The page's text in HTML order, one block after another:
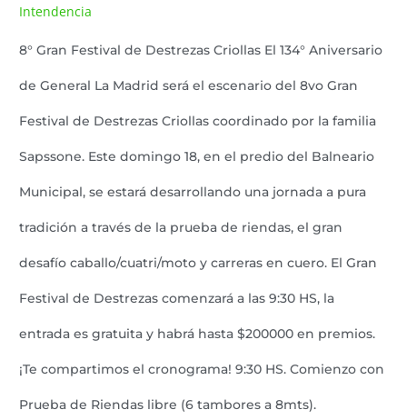
Intendencia
8° Gran Festival de Destrezas Criollas El 134° Aniversario
de General La Madrid será el escenario del 8vo Gran
Festival de Destrezas Criollas coordinado por la familia
Sapssone. Este domingo 18, en el predio del Balneario
Municipal, se estará desarrollando una jornada a pura
tradición a través de la prueba de riendas, el gran
desafío caballo/cuatri/moto y carreras en cuero. El Gran
Festival de Destrezas comenzará a las 9:30 HS, la
entrada es gratuita y habrá hasta $200000 en premios.
¡Te compartimos el cronograma! 9:30 HS. Comienzo con
Prueba de Riendas libre (6 tambores a 8mts).